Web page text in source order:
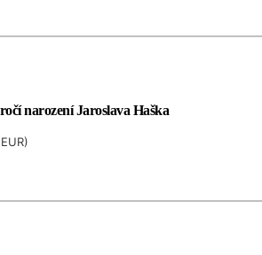
narození Jaroslava Haška
EUR)